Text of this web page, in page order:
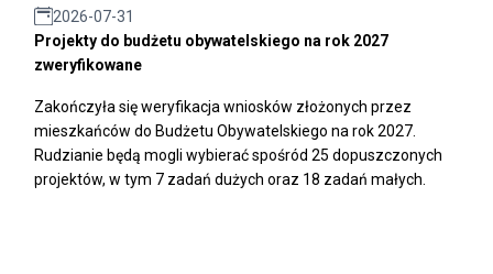
2026-07-31
Projekty do budżetu obywatelskiego na rok 2027
zweryfikowane
Zakończyła się weryfikacja wniosków złożonych przez
mieszkańców do Budżetu Obywatelskiego na rok 2027.
Rudzianie będą mogli wybierać spośród 25 dopuszczonych
projektów, w tym 7 zadań dużych oraz 18 zadań małych.